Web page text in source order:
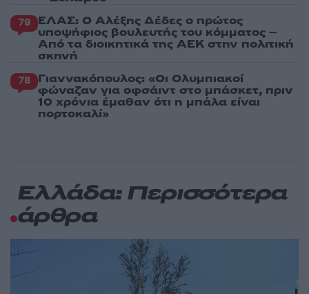
79 ΕΛΑΣ: Ο Αλέξης Δέδες ο πρώτος
υποψήφιος βουλευτής του κόμματος –
Από τα διοικητικά της ΑΕΚ στην πολιτική
σκηνή
78 Γιαννακόπουλος: «Οι Ολυμπιακοί
φώναζαν για οφσάιντ στο μπάσκετ, πριν
10 χρόνια έμαθαν ότι η μπάλα είναι
πορτοκαλί»
Ελλάδα: Περισσότερα
άρθρα